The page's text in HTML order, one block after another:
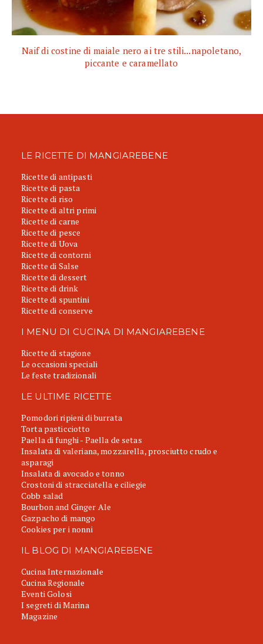
Naif di costine di maiale nero ai tre stili...napoletano,
piccante e caramellato
LE RICETTE DI MANGIAREBENE
Ricette di antipasti
Ricette di pasta
Ricette di riso
Ricette di altri primi
Ricette di carne
Ricette di pesce
Ricette di Uova
Ricette di contorni
Ricette di Salse
Ricette di dessert
Ricette di drink
Ricette di spuntini
Ricette di conserve
I MENU DI CUCINA DI MANGIAREBENE
Ricette di stagione
Le occasioni speciali
Le feste tradizionali
LE ULTIME RICETTE
Pomodori ripieni di burrata
Torta pasticciotto
Paella di funghi - Paella de setas
Insalata di valeriana, mozzarella, prosciutto crudo e
asparagi
Insalata di avocado e tonno
Crostoni di stracciatella e ciliegie
Cobb salad
Bourbon and Ginger Ale
Gazpacho di mango
Cookies per i nonni
IL BLOG DI MANGIAREBENE
Cucina Internazionale
Cucina Regionale
Eventi Golosi
I segreti di Marina
Magazine